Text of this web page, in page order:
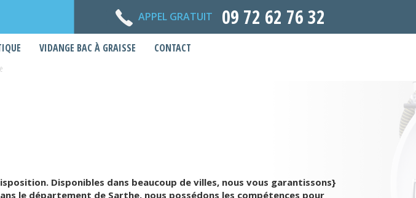
APPEL GRATUIT 09 72 62 76 32
VIDANGE BAC À GRAISSE CONTACT
Disponibles dans beaucoup de villes, nous vous garantissons}
le département de Sarthe, nous possédons les compétences pour